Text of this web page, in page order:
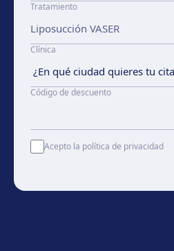
Tratamiento
Clínica
Código de descuento
Acepto la política de privacidad